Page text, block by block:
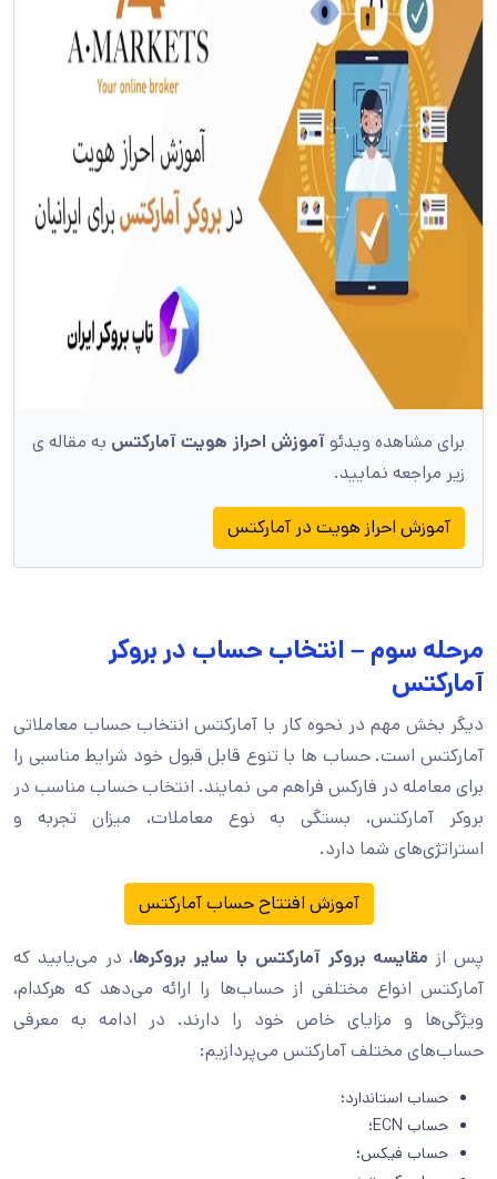
برای مشاهده ویدئوآموزش احراز هویت آمارکتس به مقاله ی
زیر مراجعه نمایید.
آموزش احراز هویت در آمارکتس
مرحله سوم – انتخاب حساب در بروکر
آمارکتس
دیگر بخش مهم در نحوه کار با آمارکتس انتخاب حساب معاملاتی
آمارکتس است. حساب ها با تنوع قابل قبول خود شرایط مناسبی را
برای معامله در فارکس فراهم می نمایند. انتخاب حساب مناسب در
بروکر آمارکتس، بستگی به نوع معاملات، میزان تجربه و
استراتژی‌های شما دارد.
آموزش افتتاح حساب آمارکتس
پس‌ از مقایسه بروکر آمارکتس با سایر بروکرها، در می‌یابید که
آمارکتس انواع مختلفی از حساب‌ها را ارائه می‌دهد که هرکدام،
ویژگی‌ها و مزایای خاص خود را دارند. در ادامه به معرفی
حساب‌های مختلف آمارکتس می‌پردازیم:
حساب استاندارد؛
حساب ECN؛
حساب فیکس؛